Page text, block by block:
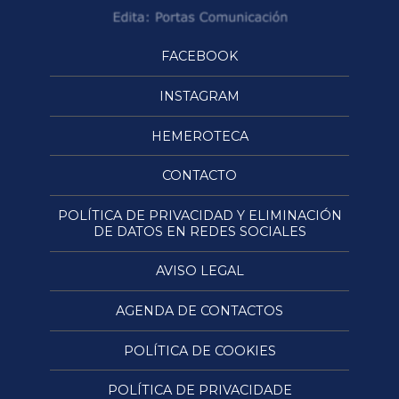
FACEBOOK
INSTAGRAM
HEMEROTECA
CONTACTO
POLÍTICA DE PRIVACIDAD Y ELIMINACIÓN
DE DATOS EN REDES SOCIALES
AVISO LEGAL
AGENDA DE CONTACTOS
POLÍTICA DE COOKIES
POLÍTICA DE PRIVACIDADE